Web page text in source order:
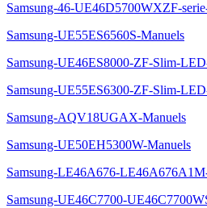
Samsung-46-UE46D5700WXZF-
Samsung-UE55ES6560S-Manuels
Samsung-UE46ES8000-ZF-Slim-
Samsung-UE55ES6300-ZF-Slim-
Samsung-AQV18UGAX-Manuels
Samsung-UE50EH5300W-Manuels
Samsung-LE46A676-
Samsung-UE46C7700-